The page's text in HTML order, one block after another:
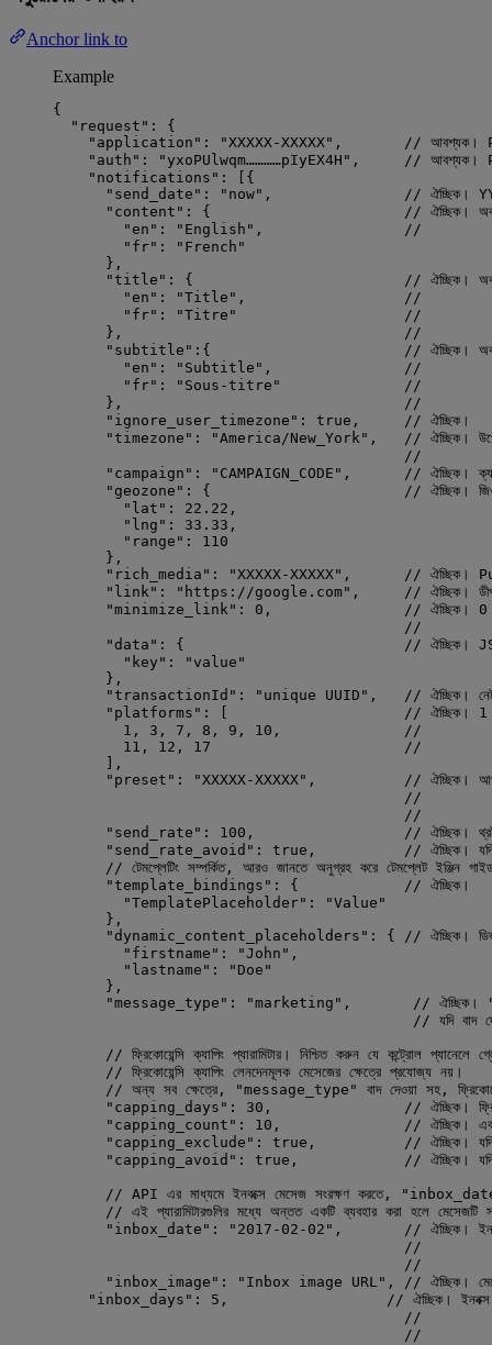
Anchor link to
Example
{
"request" : {
"application" : "XXXXX-XXXXX" , // আবশ্যক।
"auth" : " yxoPUlwqm…………pIyEX4H " , // আবশ্যক।
"notifications" : [{
"send_date" : " now" , // ঐচ্ছিক।
"content" : { // ঐচ্ছিক।
"en" : " English " , //
"fr" : " French "
},
"title" : { // ঐচ্ছিক।
"en" : "Title " , //
"fr" : "Titre "
//
}, //           নিচে
"subtitle" :{ // ঐচ্ছিক।
"en" : " Subtitle " , //
"fr" : " Sous-titre "
//
}, //           নিচে
"ignore_user_timezone" : true , // ঐচ্ছিক।
"timezone" : "America/New_York" , // ঐচ্ছিক।
//
"campaign" : " CAMPAIGN_CODE " , // ঐচ্ছিক।
"geozone" : { // ঐচ্ছিক।
"lat" : 22.22 ,
"lng" : 33.33 ,
"range" : 110
},
"rich_media" : "XXXXX-XXXXX" , // ঐচ্ছিক।
"link" : " https://google.com" , // ঐচ্ছিক।
"minimize_link" : 0 , // ঐচ্ছিক।
//           দয়া
"data" : { // ঐচ্ছিক।
"key" : " value "
},
"transactionId" : " unique UUID " , // ঐচ্ছিক।
"platforms" : [ // ঐচ্ছিক।
1 , 3 , 7 , 8 , 9 , 10 , //
11 , 12 , 17
//
],
"preset" : "XXXXX-XXXXX" , // ঐচ্ছিক।
//
//           তারা
"send_rate" : 100 , // ঐচ্ছিক।
"send_rate_avoid" : true , // ঐচ্ছিক। যদি
// টেমপ্লেটিং সম্পর্কিত, আরও জানতে অনুগ্রহ করে টেমপ্লেট ইঞ্জিন
"template_bindings" : { // ঐচ্ছিক।
"TemplatePlaceholder" : "Value "
},
"dynamic_content_placeholders" : { // ঐচ্ছিক।
"firstname" : "John " ,
"lastname" : " Doe "
},
"message_type" : "marketing " , //
// যদি বাদ
// ফ্রিকোয়েন্সি ক্যাপিং প্যারামিটার। নিশ্চিত করুন যে কন্ট্রোল প্যানেলে
// ফ্রিকোয়েন্সি ক্যাপিং লেনদেনমূলক মেসেজের ক্ষেত্রে প্রযোজ্য নয়।
// অন্য সব ক্ষেত্রে, "message_type" বাদ দেওয়া সহ,
"capping_days" : 30 , // ঐচ্ছিক।
"capping_count" : 10 , // ঐচ্ছিক।
"capping_exclude" : true , // ঐচ্ছিক। যদি
"capping_avoid" : true , // ঐচ্ছিক। যদি
// API এর মাধ্যমে ইনবক্সে মেসেজ সংরক্ষণ করতে,
// এই প্যারামিটারগুলির মধ্যে অন্তত একটি ব্যবহার করা হলে মেসেজটি
"inbox_date" : " 2017-02-02 " , // ঐচ্ছিক।
//
//           যদি
"inbox_image" : " Inbox image URL" , // ঐচ্ছিক।
"inbox_days" : 5 , // ঐচ্ছিক। ইনবক্স
//
//